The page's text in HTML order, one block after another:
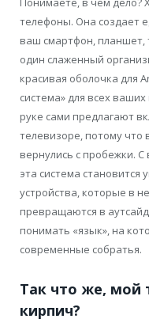
телефоны. Она создает
ваш смартфон, планшет,
один слаженный
красивая оболочка для
система» для всех
руке сами предлагают
телевизоре, потому что
вернулись с пробежки.
эта система
устройства, которые в
превращаются в
понимать «язык», на
современные собратья.
Так что же, мой
кирпич?